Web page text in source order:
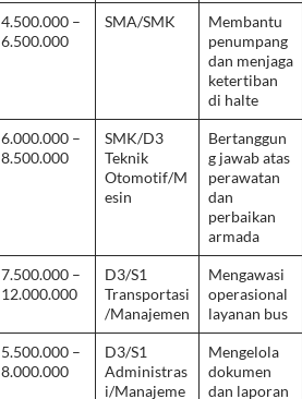
4.500.000 –
6.500.000
SMA/SMK
Membantu
penumpang
dan menjaga
ketertiban
di halte
6.000.000 –
8.500.000
SMK/D3
Teknik
Otomotif/M
esin
Bertanggun
g jawab atas
perawatan
dan
perbaikan
armada
7.500.000 –
12.000.000
D3/S1
Transportasi
/Manajemen
Mengawasi
operasional
layanan bus
5.500.000 –
8.000.000
D3/S1
Administras
i/Manajeme
Mengelola
dokumen
dan laporan